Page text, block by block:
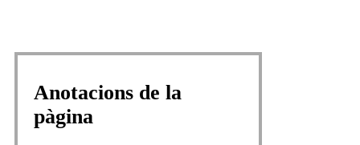
Anotacions de la
pàgina